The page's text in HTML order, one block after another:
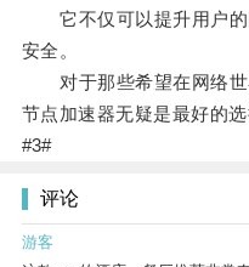
它不仅可以提升用户的
安全。
对于那些希望在网络世
节点加速器无疑是最好的选
#3#
评论
游客